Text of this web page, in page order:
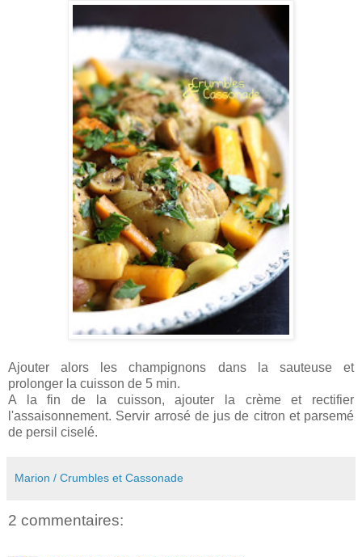
Ajouter alors les champignons dans la sauteuse et
prolonger la cuisson de 5 min.
A la fin de la cuisson, ajouter la crème et rectifier
l'assaisonnement. Servir arrosé de jus de citron et parsemé
de persil ciselé.
Marion / Crumbles et Cassonade
2 commentaires: